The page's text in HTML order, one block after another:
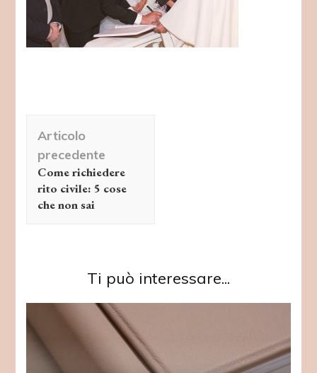
articolo
Articolo
precedente
Come richiedere
rito civile: 5 cose
che non sai
Ti può interessare...